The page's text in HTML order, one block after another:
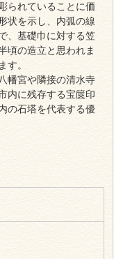
られていることに価
状を示し、内弧の線
、基礎巾に対する笠
頃の造立と思われま
す。
幡宮や隣接の清水寺
内に残存する宝篋印
の石塔を代表する優